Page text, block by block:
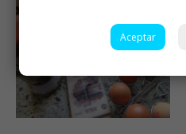
Aceptar